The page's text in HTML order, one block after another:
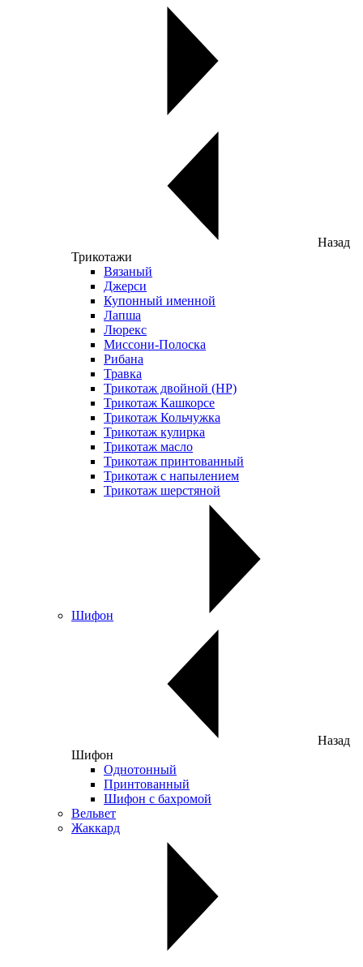
Назад
Трикотажи
Вязаный
Джерси
Купонный именной
Лапша
Люрекс
Миссони-Полоска
Рибана
Травка
Трикотаж двойной (НР)
Трикотаж Кашкорсе
Трикотаж Кольчужка
Трикотаж кулирка
Трикотаж масло
Трикотаж принтованный
Трикотаж с напылением
Трикотаж шерстяной
Шифон
Назад
Шифон
Однотонный
Принтованный
Шифон с бахромой
Вельвет
Жаккард